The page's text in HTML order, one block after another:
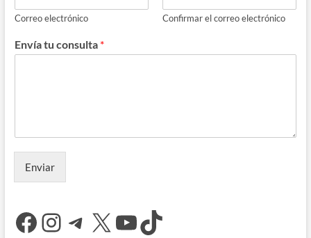
Correo electrónico Confirmar el correo electrónico
Envía tu consulta *
Enviar
Facebook
Instagram
Telegram
X YouTube
TikTok